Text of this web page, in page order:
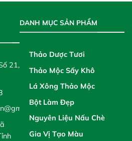
21,
DANH MỤC SẢN PHẨM
Thảo Dược Tươi
Thảo Mộc Sấy Khô
Lá Xông Thảo Mộc
Bột Làm Đẹp
Nguyên Liệu Nấu Chè
Gia Vị Tạo Màu